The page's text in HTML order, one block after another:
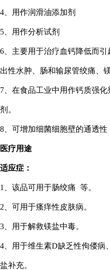
4、用作润滑油添加剂
5、用作分析试剂
6、主要用于治疗血钙降低而引
出性水肿、肠和输尿管绞痛、
7、在食品工业中用作钙质强化
剂。
8、可增加细菌细胞壁的通透性
医疗用途
适应症：
1、该品可用于肠绞痛 等。
2、可用于瘙痒性皮肤病。
3、用于解救镁盐中毒。
4、用于维生素D缺乏性佝偻病
盐补充。